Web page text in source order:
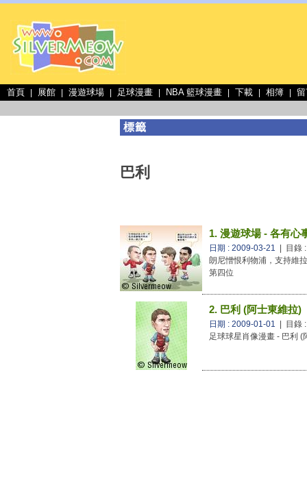
首頁 展館 漫遊球場 足球漫畫 NBA 籃球漫畫 下載 相簿
標籤
巴利
1. 漫遊球場 - 各有心
日期 : 2009-03-21 | 目錄
朗尼憎恨利物浦，支持維
第四位
2. 巴利 (阿士東維拉)
日期 : 2009-01-01 | 目錄
足球球星肖像漫畫 - 巴利 (